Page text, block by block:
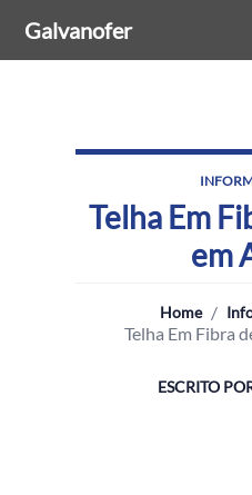
Galvanofer
Telha Em
em
Home /
Telha Em Fibra
ESCRITO